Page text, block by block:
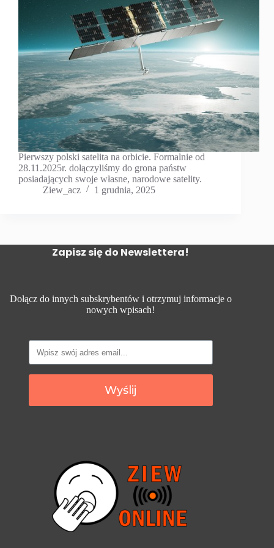
Pierwszy polski satelita na orbicie. Formalnie od
28.11.2025r. dołączyliśmy do grona państw
posiadających swoje własne, narodowe satelity.
Ziew_acz
1 grudnia, 2025
Zapisz się do Newslettera!
Dołącz do innych subskrybentów i otrzymuj informacje o
nowych wpisach!
Wyślij